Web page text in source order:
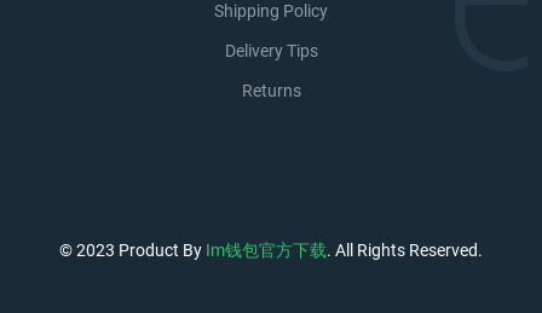
Shipping Policy
Delivery Tips
Returns
© 2023 Product By Im钱包官方下载. All Rights Reserved.